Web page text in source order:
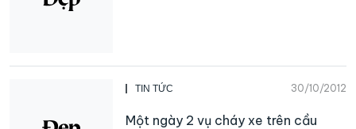
TIN TỨC 30/10/2012
Một ngày 2 vụ cháy xe trên cầu